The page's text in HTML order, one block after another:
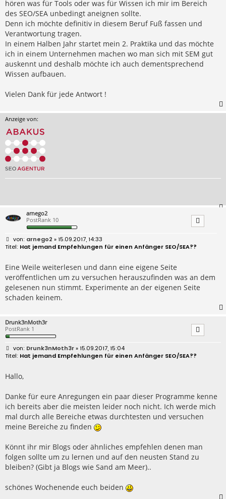
hören was für Tools oder was für Wissen ich mir im Bereich
des SEO/SEA unbedingt aneignen sollte.
Denn ich möchte definitiv in diesem Beruf Fuß fassen und
Verantwortung tragen.
In einem Halben Jahr startet mein 2. Praktika und das möchte
ich in einem Unternehmen machen wo man sich mit SEM gut
auskennt und deshalb möchte ich auch dementsprechend
Wissen aufbauen.
Vielen Dank für jede Antwort !
Anzeige von:
arnego2
PostRank 10
B
e
r
a
g
arnego2 » 15.09.2017, 14:33
Hat jemand Empfehlungen für einen Anfänger SEO/SEA??
Eine Weile weiterlesen und dann eine eigene Seite
veröffentlichen um zu versuchen herauszufinden was an dem
gelesenen nun stimmt. Experimente an der eigenen Seite
schaden keinem.
Drunk3nMoth3r
PostRank 1
B
e
i
r
a
Drunk3nMoth3r» 15.09.2017, 15:04
Hat jemand Empfehlungen für einen Anfänger SEO/SEA??
Hallo,
Danke für eure Anregungen ein paar dieser Programme kenne
ich bereits aber die meisten leider noch nicht. Ich werde mich
mal durch alle Bereiche etwas durchtesten und versuchen
meine Bereiche zu finden
Könnt ihr mir Blogs oder ähnliches empfehlen denen man
folgen sollte um zu lernen und auf den neusten Stand zu
bleiben? (Gibt ja Blogs wie Sand am Meer)..
schönes Wochenende euch beiden